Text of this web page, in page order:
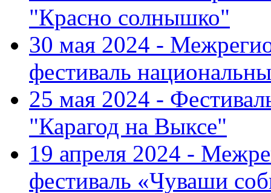
"Красно солнышко"
30 мая 2024 -
фестиваль
25 мая 2024 -
"Карагод на Выксе"
19 апреля 2024 -
фестиваль «Чуваши